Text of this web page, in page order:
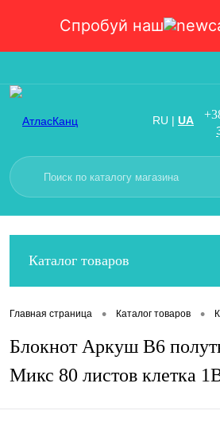
Спробуй наш
RU | UA
Каталог товаров
Главная страница • Каталог товаров •
Блокнот Аркуш В6
Микс 80 листов клетка